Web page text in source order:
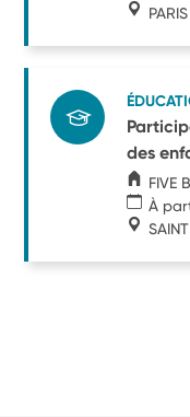
PARIS
des
FIVE B
À